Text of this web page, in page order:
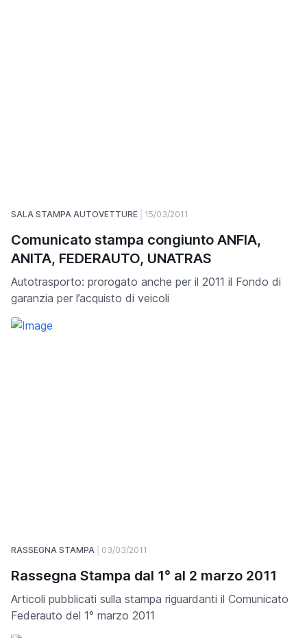
SALA STAMPA AUTOVETTURE 15/03/2011
Comunicato stampa congiunto ANFIA,
ANITA, FEDERAUTO, UNATRAS
Autotrasporto: prorogato anche per il 2011 il Fondo di
garanzia per l’acquisto di veicoli
RASSEGNA STAMPA 03/03/2011
Rassegna Stampa dal 1° al 2 marzo 2011
Articoli pubblicati sulla stampa riguardanti il Comunicato
Federauto del 1° marzo 2011